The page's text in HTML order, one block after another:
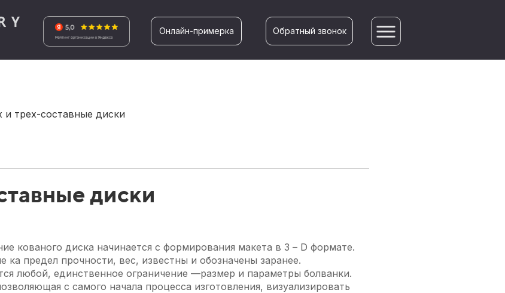
Онлайн-примерка Обратный звонок
и трех-составные диски
диски
кованого диска начинается с формирования макета в 3 – D формате.
ка предел прочности, вес, известны и обозначены заранее.
любой, единственное ограничение —размер и параметры болванки.
с самого начала процесса изготовления, визуализировать